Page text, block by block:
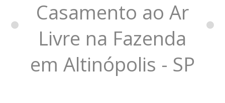
Casamento ao Ar
Livre na Fazenda
em Altinópolis - SP